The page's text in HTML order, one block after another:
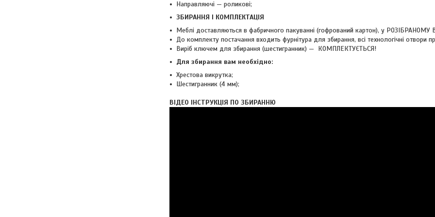
Направляючі — роликові;
ЗБИРАННЯ І КОМПЛЕКТАЦІЯ
Меблі доставляються в фабричного пакуванні (гофрований картон), у РОЗІБРАНОМУ
До комплекту постачання входить фурнітура для збирання, всі технологічні отвори
Виріб ключем для збирання (шестигранник) — КОМПЛЕКТУЄТЬСЯ!
Для збирання вам необхідно:
Хрестова викрутка;
Шестигранник (4 мм);
ВІДЕО ІНСТРУКЦІЯ ПО ЗБИРАННЮ